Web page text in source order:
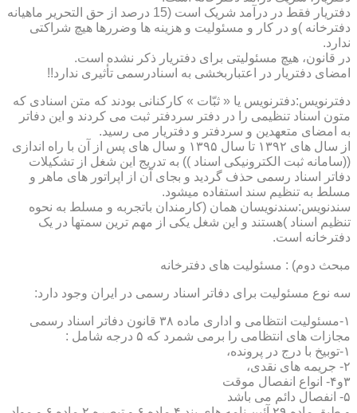
دفتریار فقط در درآمد شریک است (15 درصد از حق التحریر ماهیانه
دفترخانه )و در کار و مسئولیت و هزینه ها وضررها هیچ شراکتی
ندارد.
در قانون، هیچ مسئولیتی برای دفتریار ذکر نشده است.
امضای دفتریار در اعتباربخشی به اسنادرسمی تأثیری ندارد!!
دفترنویس:دفترنویس یا « ثبّات » کارکنانی بودند که متن اسنادی که
متون اسناد تنظیمی را در دفتر سردفتر ثبت می کردند و این دفاتر
به امضای متعهدین و سردفتر و دفتریار می رسید.
از سال های ۱۳۹۲ تا سال ۱۳۹۵ و سال های پس از آن با راه اندازی
((سامانه ثبت الکترونیکی اسناد )) به تدریج این شغل از تشکیلات
دفاتر اسناد رسمی حذف گردید و بجای آن از اپراتور های ماهر و
مسلط به تنظیم سند استفاده میشود.
سندنویس:سندنویسان همان (کارمندان باتجربه و مسلط به نحوه
تنظیم اسناد )هستند و این شغل یکی از مهم ترین سمتها در یک
دفترخانه است.
مبحث دوم) : مسئولیت های دفترخانه
سه نوع مسئولیت برای دفاتر اسناد رسمی در ایران وجود دارد:
۱-مسئولیت انتظامی و اداری ماده ۳۸ قانون دفاتر اسناد رسمی
مجازات های انتظامی را برمی شمرد که ۵ درجه شامل :
۱-توبیخ با درج در پرونده،
۲- جریمه های نقدی،
۳و۴- انواع انفصال موقت
۵- انفصال دائم می باشد